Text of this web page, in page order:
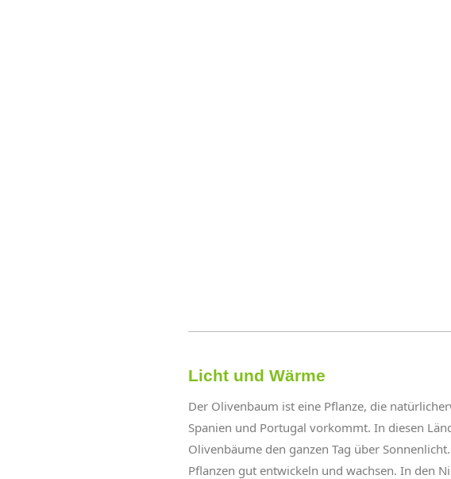
Licht und Wärme
Der Olivenbaum ist eine Pflanze, die
Spanien und Portugal vorkommt. In diesen
Olivenbäume den ganzen Tag über
Pflanzen gut entwickeln und wachsen. In den